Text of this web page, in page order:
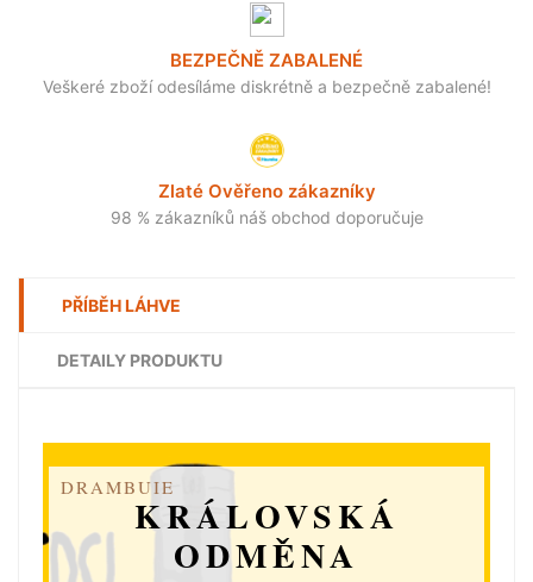
BEZPEČNĚ ZABALENÉ
Veškeré zboží odesíláme diskrétně a bezpečně zabalené!
Zlaté Ověřeno zákazníky
98 % zákazníků náš obchod doporučuje
PŘÍBĚH LÁHVE
DETAILY PRODUKTU
DRAMBUIE
KRÁLOVSKÁ
ODMĚNA